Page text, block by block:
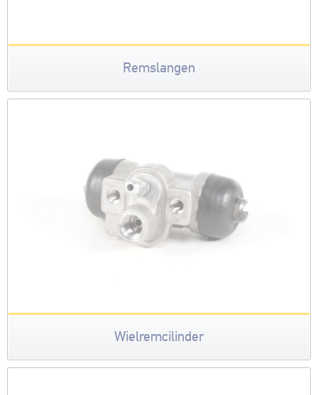
Remslangen
Wielremcilinder